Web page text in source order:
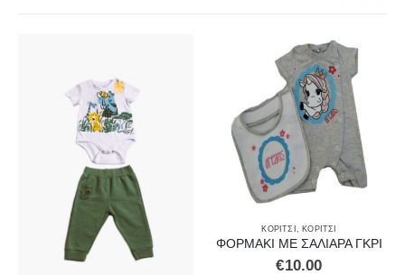
ΚΟΡΊΤΣΙ , ΚΟΡΊΤΣΙ
ΦΟΡΜΑΚΙ ΜΕ ΣΑΛΙΑΡΑ ΓΚΡΙ
€10.00